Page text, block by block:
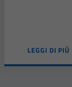
LEGGI DI PIÙ